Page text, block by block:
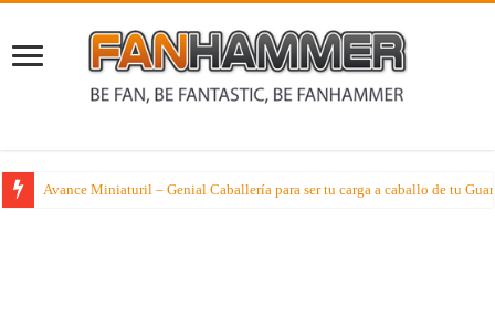
Avance Miniaturil – Genial Caballería para ser tu carga a caballo de tu